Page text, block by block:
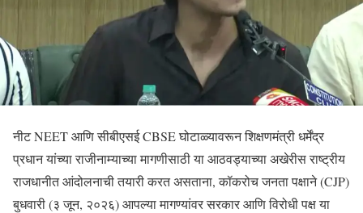
नीट NEET आणि सीबीएसई CBSE घोटाळ्यावरून शिक्षणमंत्री धर्मेंद्र
प्रधान यांच्या राजीनाम्याच्या मागणीसाठी या आठवड्याच्या अखेरीस राष्ट्रीय
राजधानीत आंदोलनाची तयारी करत असताना, कॉकरोच जनता पक्षाने (CJP)
बुधवारी (३ जून, २०२६) आपल्या मागण्यांवर सरकार आणि विरोधी पक्ष या